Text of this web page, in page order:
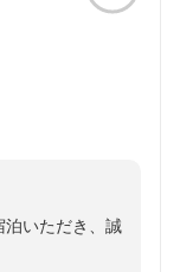
泊いただき、誠